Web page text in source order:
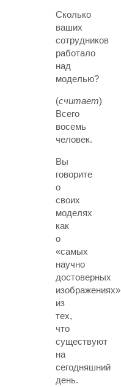
Сколько
ваших
сотрудников
работало
над
моделью?
(считает)
Всего
восемь
человек.
Вы
говорите
о
своих
моделях
как
о
«самых
научно
достоверных
изображениях»
из
тех,
что
существуют
на
сегодняшний
день.